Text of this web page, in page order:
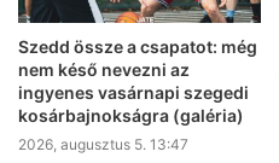
Szedd össze a csapatot: még
nem késő nevezni az
ingyenes vasárnapi szegedi
kosárbajnokságra (galéria)
2026, augusztus 5. 13:47